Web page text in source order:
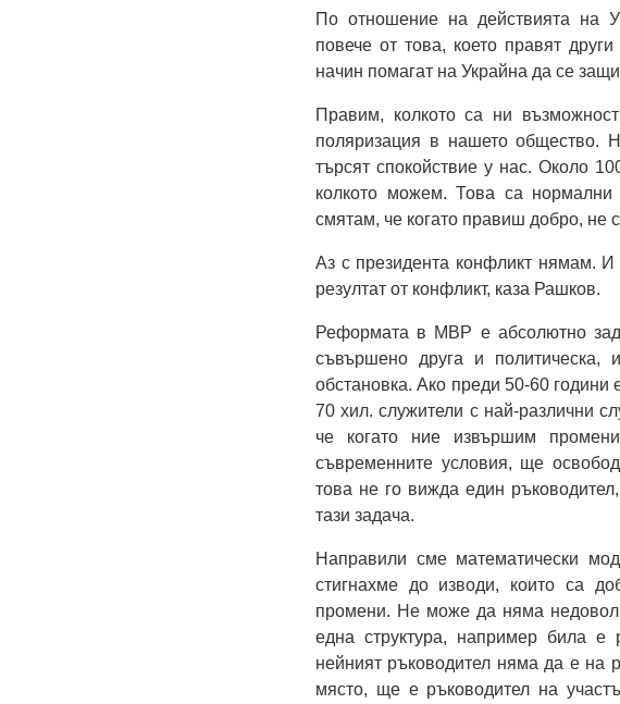
По отношение на действията на
повече от това, което правят
начин помагат на Украйна да се
Правим, колкото са ни
поляризация в нашето общество.
търсят спокойствие у нас. Около
колкото можем. Това са
смятам, че когато правиш добро, не
Аз с президента конфликт нямам.
резултат от конфликт, каза Рашков.
Реформата в МВР е абсолютно
съвършено друга и политическа,
обстановка. Ако преди 50-60 години
70 хил. служители с най-различни
че когато ние извършим
съвременните условия, ще
това не го вижда един
тази задача.
Направили сме математически
стигнахме до изводи, които са
промени. Не може да няма
една структура, например била е
нейният ръководител няма да е на
място, ще е ръководител на